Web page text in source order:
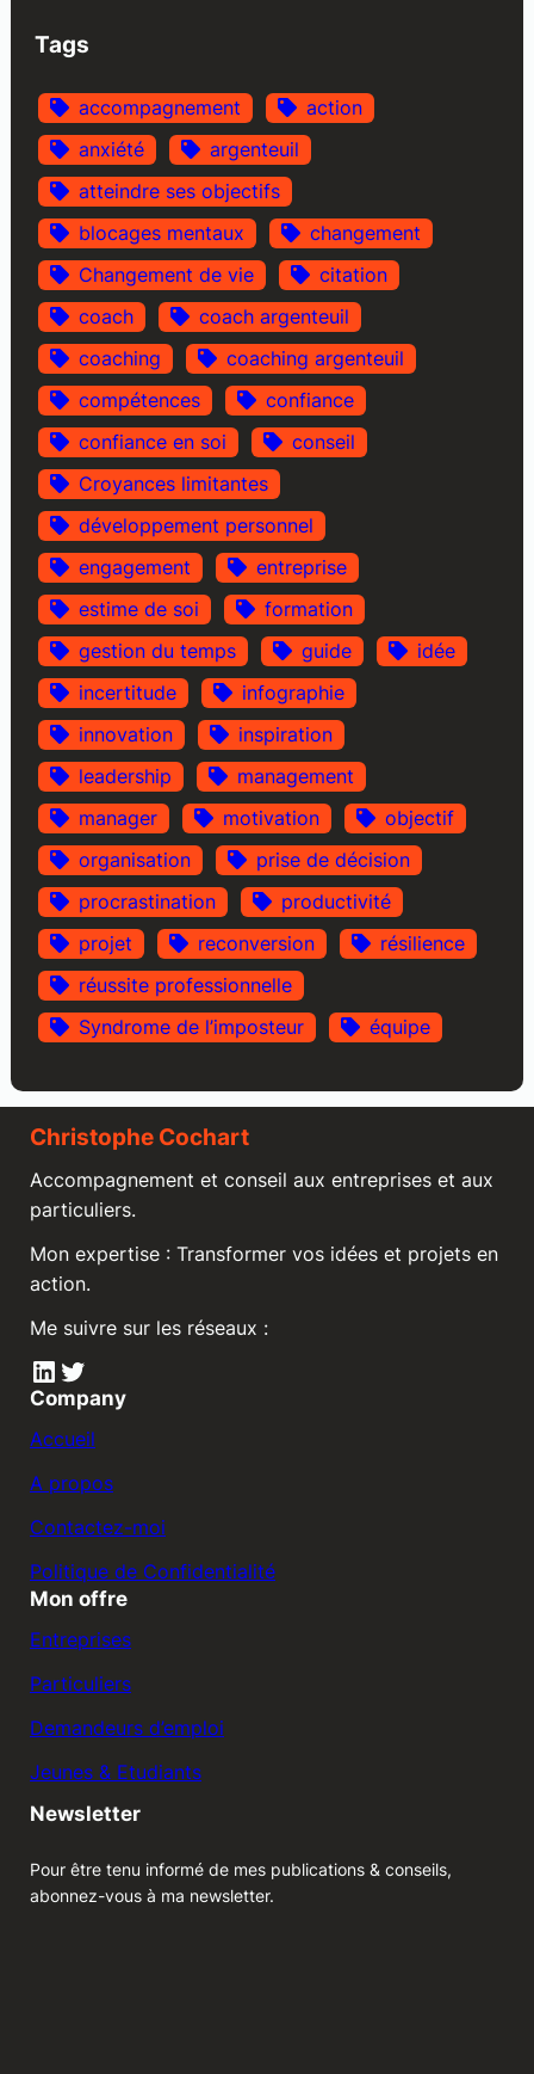
Tags
accompagnement
action
anxiété
argenteuil
atteindre ses objectifs
blocages mentaux
changement
Changement de vie
citation
coach
coach argenteuil
coaching
coaching argenteuil
compétences
confiance
confiance en soi
conseil
Croyances limitantes
développement personnel
engagement
entreprise
estime de soi
formation
gestion du temps
guide
idée
incertitude
infographie
innovation
inspiration
leadership
management
manager
motivation
objectif
organisation
prise de décision
procrastination
productivité
projet
reconversion
résilience
réussite professionnelle
Syndrome de l’imposteur
équipe
Christophe Cochart
Accompagnement et conseil aux entreprises et aux
particuliers.
Mon expertise : Transformer vos idées et projets en
action.
Me suivre sur les réseaux :
LinkedIn Twitter
Company
Accueil
A propos
Contactez-moi
Politique de Confidentialité
Mon offre
Entreprises
Particuliers
Demandeurs d’emploi
Jeunes & Etudiants
Newsletter
Pour être tenu informé de mes publications & conseils,
abonnez-vous à ma newsletter.